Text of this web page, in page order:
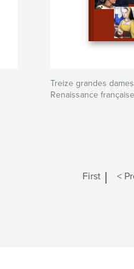
Treize grandes
Renaissance
First | <